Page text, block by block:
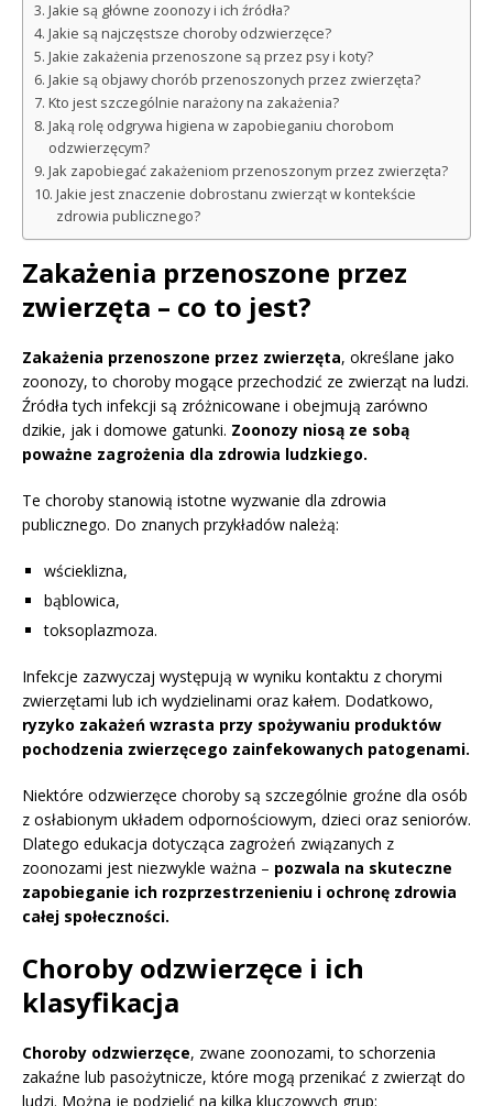
Jakie są główne zoonozy i ich źródła?
Jakie są najczęstsze choroby odzwierzęce?
Jakie zakażenia przenoszone są przez psy i koty?
Jakie są objawy chorób przenoszonych przez zwierzęta?
Kto jest szczególnie narażony na zakażenia?
Jaką rolę odgrywa higiena w zapobieganiu chorobom
odzwierzęcym?
Jak zapobiegać zakażeniom przenoszonym przez zwierzęta?
Jakie jest znaczenie dobrostanu zwierząt w kontekście
zdrowia publicznego?
Zakażenia przenoszone przez
zwierzęta – co to jest?
Zakażenia przenoszone przez zwierzęta, określane jako
zoonozy, to choroby mogące przechodzić ze zwierząt na ludzi.
Źródła tych infekcji są zróżnicowane i obejmują zarówno
dzikie, jak i domowe gatunki. Zoonozy niosą ze sobą
poważne zagrożenia dla zdrowia ludzkiego.
Te choroby stanowią istotne wyzwanie dla zdrowia
publicznego. Do znanych przykładów należą:
wścieklizna,
bąblowica,
toksoplazmoza.
Infekcje zazwyczaj występują w wyniku kontaktu z chorymi
zwierzętami lub ich wydzielinami oraz kałem. Dodatkowo,
ryzyko zakażeń wzrasta przy spożywaniu produktów
pochodzenia zwierzęcego zainfekowanych patogenami.
Niektóre odzwierzęce choroby są szczególnie groźne dla osób
z osłabionym układem odpornościowym, dzieci oraz seniorów.
Dlatego edukacja dotycząca zagrożeń związanych z
zoonozami jest niezwykle ważna – pozwala na skuteczne
zapobieganie ich rozprzestrzenieniu i ochronę zdrowia
całej społeczności.
Choroby odzwierzęce i ich
klasyfikacja
Choroby odzwierzęce, zwane zoonozami, to schorzenia
zakaźne lub pasożytnicze, które mogą przenikać z zwierząt do
ludzi. Można je podzielić na kilka kluczowych grup: